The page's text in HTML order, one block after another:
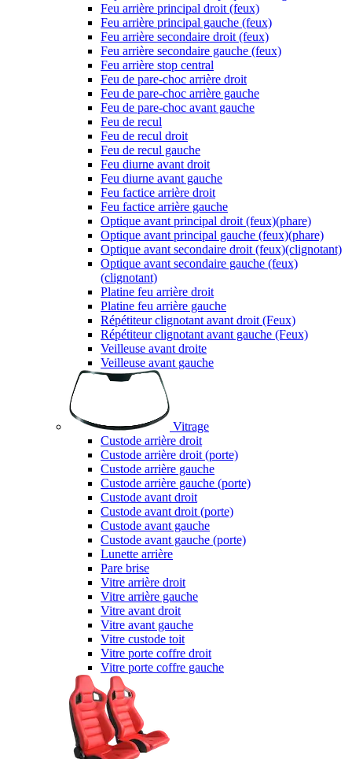
Feu arrière principal droit (feux)
Feu arrière principal gauche (feux)
Feu arrière secondaire droit (feux)
Feu arrière secondaire gauche (feux)
Feu arrière stop central
Feu de pare-choc arrière droit
Feu de pare-choc arrière gauche
Feu de pare-choc avant gauche
Feu de recul
Feu de recul droit
Feu de recul gauche
Feu diurne avant droit
Feu diurne avant gauche
Feu factice arrière droit
Feu factice arrière gauche
Optique avant principal droit (feux)(phare)
Optique avant principal gauche (feux)(phare)
Optique avant secondaire droit (feux)(clignotant)
Optique avant secondaire gauche (feux)
(clignotant)
Platine feu arrière droit
Platine feu arrière gauche
Répétiteur clignotant avant droit (Feux)
Répétiteur clignotant avant gauche (Feux)
Veilleuse avant droite
Veilleuse avant gauche
Vitrage
Custode arrière droit
Custode arrière droit (porte)
Custode arrière gauche
Custode arrière gauche (porte)
Custode avant droit
Custode avant droit (porte)
Custode avant gauche
Custode avant gauche (porte)
Lunette arrière
Pare brise
Vitre arrière droit
Vitre arrière gauche
Vitre avant droit
Vitre avant gauche
Vitre custode toit
Vitre porte coffre droit
Vitre porte coffre gauche